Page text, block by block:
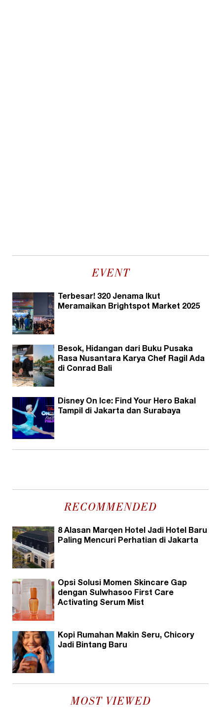
EVENT
Terbesar! 320 Jenama Ikut
Meramaikan Brightspot Market 2025
Besok, Hidangan dari Buku Pusaka
Rasa Nusantara Karya Chef Ragil Ada
di Conrad Bali
Disney On Ice: Find Your Hero Bakal
Tampil di Jakarta dan Surabaya
RECOMMENDED
8 Alasan Marqen Hotel Jadi Hotel Baru
Paling Mencuri Perhatian di Jakarta
Opsi Solusi Momen Skincare Gap
dengan Sulwhasoo First Care
Activating Serum Mist
Kopi Rumahan Makin Seru, Chicory
Jadi Bintang Baru
MOST VIEWED